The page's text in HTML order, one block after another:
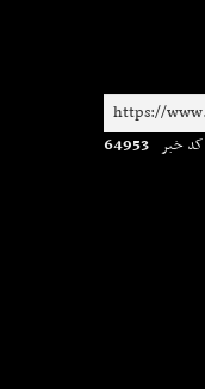
کد خبر 64953